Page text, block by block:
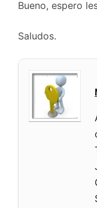
Bueno, espero
Saludos.